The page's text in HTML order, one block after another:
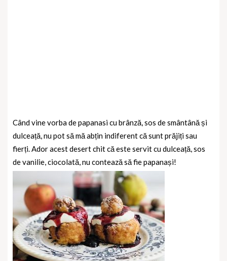
Când vine vorba de papanasi cu brânză, sos de smântână și
dulceață, nu pot să mă abțin indiferent că sunt prăjiți sau
fierți. Ador acest desert chit că este servit cu dulceață, sos
de vanilie, ciocolată, nu contează să fie papanași!